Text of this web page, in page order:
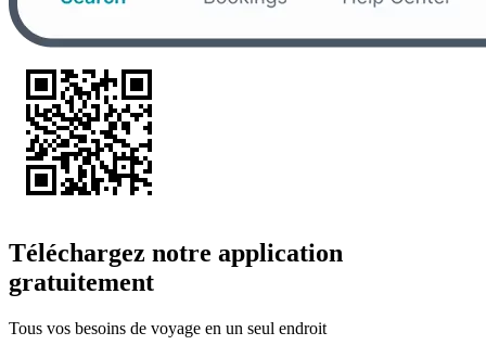
Téléchargez notre application
gratuitement
Tous vos besoins de voyage en un seul endroit